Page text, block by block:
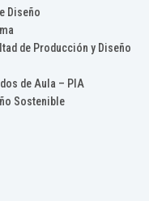
Diseño
de Producción y Diseño
de Aula – PIA
Sostenible